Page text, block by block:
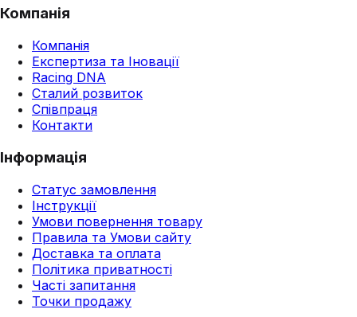
Компанія
Компанія
Експертиза та Іновації
Racing DNA
Сталий розвиток
Співпраця
Контакти
Інформація
Статус замовлення
Інструкції
Умови повернення товару
Правила та Умови сайту
Доставка та оплата
Політика приватності
Часті запитання
Точки продажу